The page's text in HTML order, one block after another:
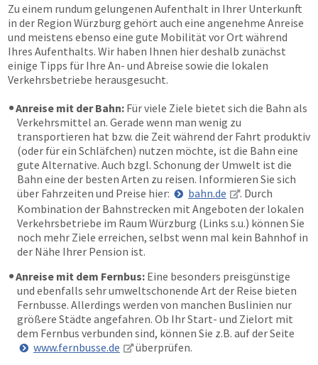
Zu einem rundum gelungenen Aufenthalt in Ihrer Unterkunft
in der Region Würzburg gehört auch eine angenehme Anreise
und meistens ebenso eine gute Mobilität vor Ort während
Ihres Aufenthalts. Wir haben Ihnen hier deshalb zunächst
einige Tipps für Ihre An- und Abreise sowie die lokalen
Verkehrsbetriebe herausgesucht.
Anreise mit der Bahn: Für viele Ziele bietet sich die Bahn als
Verkehrsmittel an. Gerade wenn man wenig zu
transportieren hat bzw. die Zeit während der Fahrt produktiv
(oder für ein Schläfchen) nutzen möchte, ist die Bahn eine
gute Alternative. Auch bzgl. Schonung der Umwelt ist die
Bahn eine der besten Arten zu reisen. Informieren Sie sich
über Fahrzeiten und Preise hier:
bahn.de
. Durch
Kombination der Bahnstrecken mit Angeboten der lokalen
Verkehrsbetriebe im Raum Würzburg (Links s.u.) können Sie
noch mehr Ziele erreichen, selbst wenn mal kein Bahnhof in
der Nähe Ihrer Pension ist.
Anreise mit dem Fernbus: Eine besonders preisgünstige
und ebenfalls sehr umweltschonende Art der Reise bieten
Fernbusse. Allerdings werden von manchen Buslinien nur
größere Städte angefahren. Ob Ihr Start- und Zielort mit
dem Fernbus verbunden sind, können Sie z.B. auf der Seite
www.fernbusse.de
überprüfen.